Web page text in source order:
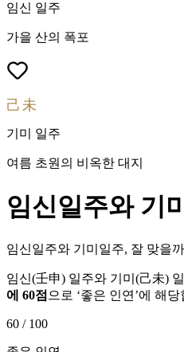
임신 일주
가을 산의 폭포
己未
기미 일주
여름 초원의 비옥한 대지
임신일주와 기
임신일주와 기미일주, 잘 맞을
임신(壬申) 일주와 기미 (己未)
에 60점 으로 ‘좋은 인연 ’에 해
60 / 100